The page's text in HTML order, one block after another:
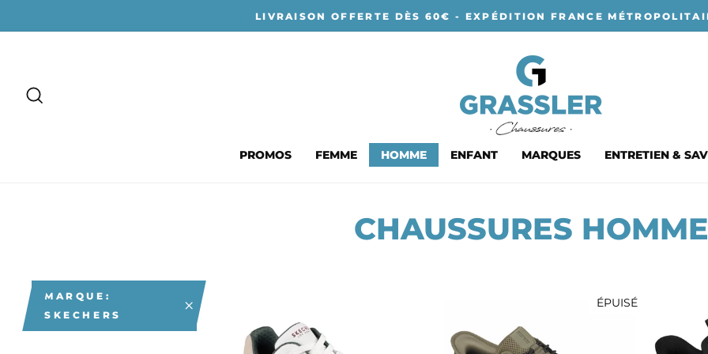
au
LIVRAISON OFFERTE DÈS 60€ - EXPÉDITION FRANCE
PROMOS FEMME HOMME ENFANT MARQUES ENTRETIEN & SAV
CHAUSSURES HOMME
MARQUE:
SKECHERS
ÉPUISÉ